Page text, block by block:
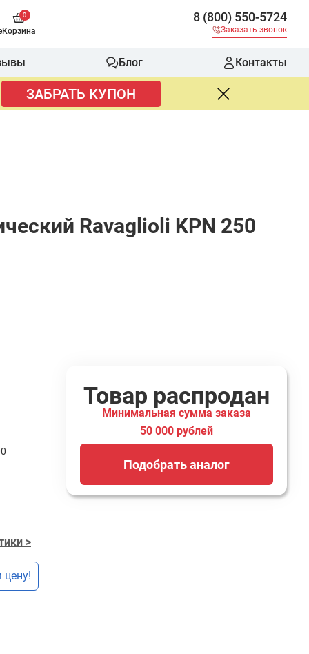
0
Корзина
8 (800) 550-5724
Заказать звонок
Блог Контакты
ЗАБРАТЬ КУПОН
Ravaglioli KPN 250
>
Товар распродан
Минимальная сумма заказа
50 000 рублей
Подобрать аналог